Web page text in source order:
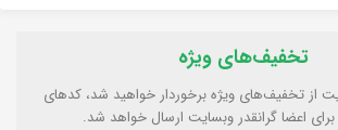
تخفیف‌های ویژه
از تخفیف‌های ویژه برخوردار خواهید شد، کدهای
اعضا گرانقدر وبسایت ارسال خواهد شد.